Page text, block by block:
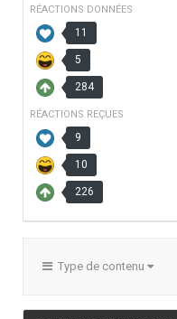
RÉACTIONS DONNÉES
11
5
284
RÉACTIONS REÇUES
9
10
226
Type de contenu